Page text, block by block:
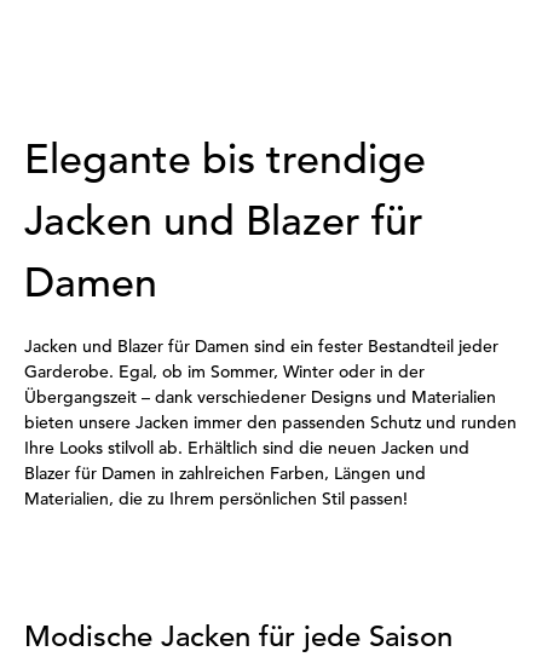
Elegante bis trendige
Jacken und Blazer für
Damen
Jacken und Blazer für Damen sind ein fester Bestandteil jeder
Garderobe. Egal, ob im Sommer, Winter oder in der
Übergangszeit – dank verschiedener Designs und Materialien
bieten unsere Jacken immer den passenden Schutz und runden
Ihre Looks stilvoll ab. Erhältlich sind die neuen Jacken und
Blazer für Damen in zahlreichen Farben, Längen und
Materialien, die zu Ihrem persönlichen Stil passen!
Modische Jacken für jede Saison